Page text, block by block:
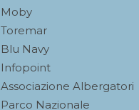
Moby
Toremar
Blu Navy
Infopoint
Associazione Albergatori
Parco Nazionale